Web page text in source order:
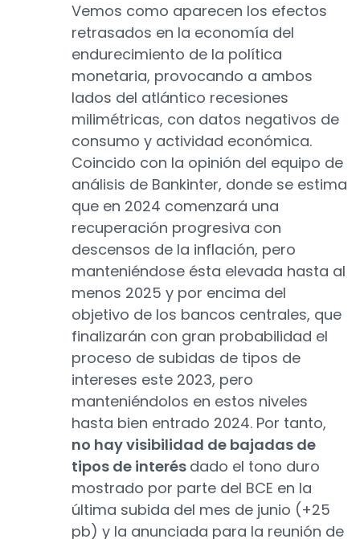
Vemos como aparecen los efectos
retrasados en la economía del
endurecimiento de la política
monetaria, provocando a ambos
lados del atlántico recesiones
milimétricas, con datos negativos de
consumo y actividad económica.
Coincido con la opinión del equipo de
análisis de Bankinter, donde se estima
que en 2024 comenzará una
recuperación progresiva con
descensos de la inflación, pero
manteniéndose ésta elevada hasta al
menos 2025 y por encima del
objetivo de los bancos centrales, que
finalizarán con gran probabilidad el
proceso de subidas de tipos de
intereses este 2023, pero
manteniéndolos en estos niveles
hasta bien entrado 2024. Por tanto,
no hay visibilidad de bajadas de
tipos de interés dado el tono duro
mostrado por parte del BCE en la
última subida del mes de junio (+25
pb) y la anunciada para la reunión de